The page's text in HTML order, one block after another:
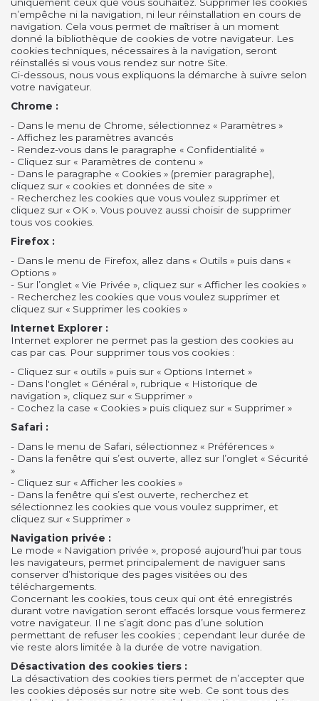
n’empêche ni la navigation, ni leur réinstallation en cours de
navigation. Cela vous permet de maîtriser à un moment
donné la bibliothèque de cookies de votre navigateur. Les
cookies techniques, nécessaires à la navigation, seront
réinstallés si vous vous rendez sur notre Site.
Ci-dessous, nous vous expliquons la démarche à suivre selon
votre navigateur.
Chrome :
- Dans le menu de Chrome, sélectionnez « Paramètres »
- Affichez les paramètres avancés
- Rendez-vous dans le paragraphe « Confidentialité »
- Cliquez sur « Paramètres de contenu »
- Dans le paragraphe « Cookies » (premier paragraphe),
cliquez sur « cookies et données de site »
- Recherchez les cookies que vous voulez supprimer et
cliquez sur « OK ». Vous pouvez aussi choisir de supprimer
tous vos cookies.
Firefox :
- Dans le menu de Firefox, allez dans « Outils » puis dans «
Options »
- Sur l’onglet « Vie Privée », cliquez sur « Afficher les cookies »
- Recherchez les cookies que vous voulez supprimer et
cliquez sur « Supprimer les cookies »
Internet Explorer :
Internet explorer ne permet pas la gestion des cookies au
cas par cas. Pour supprimer tous vos cookies :
- Cliquez sur « outils » puis sur « Options Internet »
- Dans l'onglet « Général », rubrique « Historique de
navigation », cliquez sur « Supprimer »
- Cochez la case « Cookies » puis cliquez sur « Supprimer »
Safari :
- Dans le menu de Safari, sélectionnez « Préférences »
- Dans la fenêtre qui s’est ouverte, allez sur l’onglet « Sécurité
»
- Cliquez sur « Afficher les cookies »
- Dans la fenêtre qui s’est ouverte, recherchez et
sélectionnez les cookies que vous voulez supprimer, et
cliquez sur « Supprimer »
Navigation privée :
Le mode « Navigation privée », proposé aujourd’hui par tous
les navigateurs, permet principalement de naviguer sans
conserver d’historique des pages visitées ou des
téléchargements.
Concernant les cookies, tous ceux qui ont été enregistrés
durant votre navigation seront effacés lorsque vous fermerez
votre navigateur. Il ne s’agit donc pas d’une solution
permettant de refuser les cookies ; cependant leur durée de
vie reste alors limitée à la durée de votre navigation.
Désactivation des cookies tiers :
La désactivation des cookies tiers permet de n’accepter que
les cookies déposés sur notre site web. Ce sont tous des